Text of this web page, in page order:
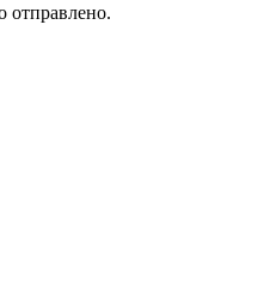
отправлено.